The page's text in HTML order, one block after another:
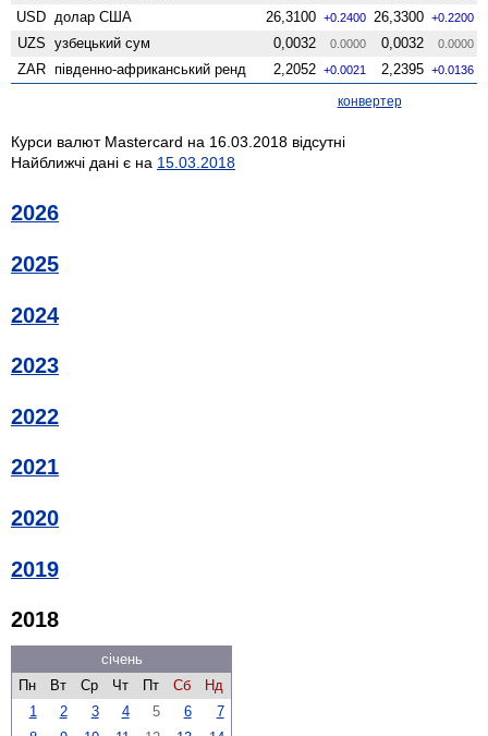
USD долар США 26,3100 +0.2400 26,3300 +0.2200
UZS узбецький сум 0,0032 0.0000 0,0032 0.0000
ZAR південно-африканський ренд 2,2052 +0.0021 2,2395 +0.0136
конвертер
Курси валют Mastercard на 16.03.2018 відсутні
Найближчі дані є на 15.03.2018
2026
2025
2024
2023
2022
2021
2020
2019
2018
січень
Пн
Вт Ср Чт Пт Сб
Нд
1
2 3 4 5 6
7